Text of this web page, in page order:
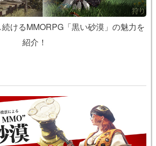
るMMORPG「黒い砂漠」の魅力を
紹介！